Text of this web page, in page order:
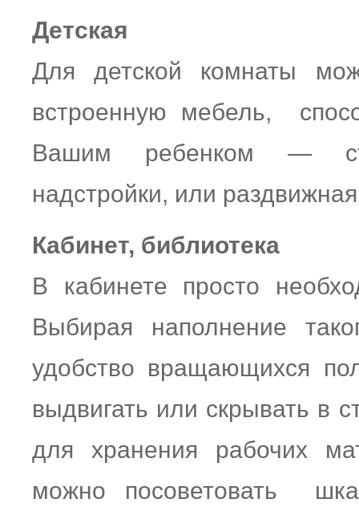
Детская
Для детской комнаты
встроенную мебель,
Вашим ребенком —
надстройки, или
Кабинет, библиотека
В кабинете просто
Выбирая наполнение
удобство вращающихся
выдвигать или скрывать в
для хранения рабочих
можно посоветовать